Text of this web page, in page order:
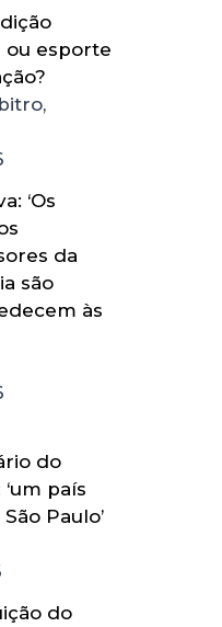
ou esporte
‘Os
da
são
às
do
país
Paulo’
do